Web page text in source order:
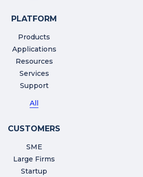
PLATFORM
Products
Applications
Resources
Services
Support
All
CUSTOMERS
SME
Large Firms
Startup